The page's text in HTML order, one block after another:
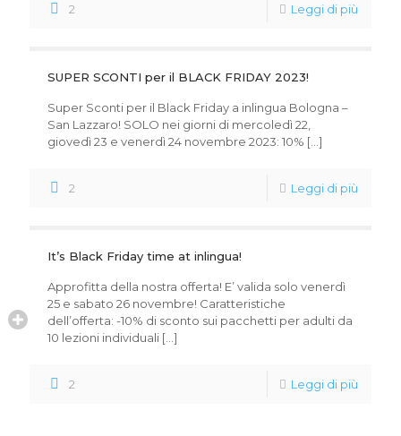
2 Leggi di più
SUPER SCONTI per il BLACK FRIDAY 2023!
Super Sconti per il Black Friday a inlingua Bologna –
San Lazzaro! SOLO nei giorni di mercoledì 22,
giovedì 23 e venerdì 24 novembre 2023: 10% […]
2 Leggi di più
It’s Black Friday time at inlingua!
Approfitta della nostra offerta! E’ valida solo venerdì
25 e sabato 26 novembre! Caratteristiche
dell’offerta: -10% di sconto sui pacchetti per adulti da
10 lezioni individuali […]
2 Leggi di più